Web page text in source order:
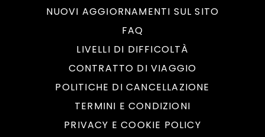
NUOVI AGGIORNAMENTI SUL SITO
FAQ
LIVELLI DI DIFFICOLTÀ
CONTRATTO DI VIAGGIO
POLITICHE DI CANCELLAZIONE
TERMINI E CONDIZIONI
PRIVACY E COOKIE POLICY